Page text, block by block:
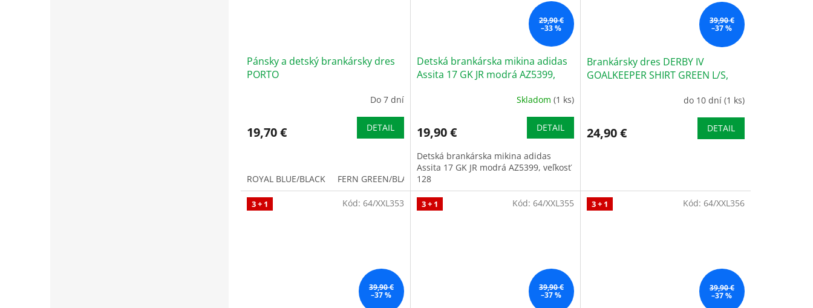
Pánsky a detský brankársky dres
PORTO
Do 7 dní
19,70 € DETAIL
ROYAL BLUE/BLACK FERN GREEN/BLACK BLACK/FLUOR YELLOW
29,90 €
–33 %
Detská brankárska mikina adidas
Assita 17 GK JR modrá AZ5399,
Skladom (1 ks)
19,90 € DETAIL
Detská brankárska mikina adidas
Assita 17 GK JR modrá AZ5399, veľkosť
128
39,90 €
–37 %
Brankársky dres DERBY IV
GOALKEEPER SHIRT GREEN L/S,
do 10 dní (1 ks)
24,90 € DETAIL
3 + 1
39,90 €
–37 %
Kód: 64/XXL353 3 + 1
39,90 €
–37 %
Kód: 64/XXL355 3 + 1
39,90 €
–37 %
Kód: 64/XXL356